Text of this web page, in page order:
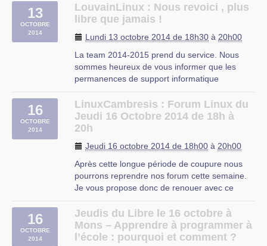
d’étude des Sciences.
Vous pourrez venir avec votre ordinateur pour
de votre partition (…)
13
OCTOBRE
2014
LouvainLinux : Nous revoici , plus
libre que jamais !
Lundi 13 octobre 2014 de 18h30 à 20h00
La team 2014-2015 prend du service. Nous
sommes heureux de vous informer que les
permanences de support informatique
septembre 2014).
Pour rappel, nos permanences se donnent tous
les lundis de 18h30 à 22h00.
16
OCTOBRE
2014
LinuxCambresis : Forum Linux du
Jeudi 16 Octobre 2014 de 18h à
20h
Jeudi 16 octobre 2014 de 18h00 à 20h00
Après cette longue période de coupure nous
pourrons reprendre nos forum cette semaine.
Je vous propose donc de renouer avec ce
Vous pourrez exposer les problèmes qui ont pu
se poser depuis nos dernières rencontres et
nous essayerons de les résoudre.
16
OCTOBRE
2014
Jeudis du Libre le 16 octobre à
Mons – Apprendre à programmer à
l’école : pourquoi et comment ?